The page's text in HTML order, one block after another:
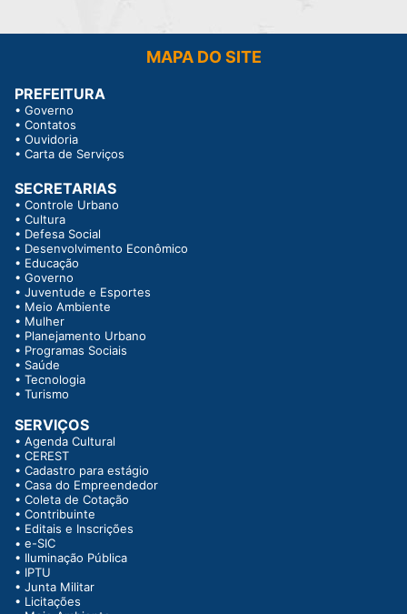
MAPA DO SITE
PREFEITURA
• Governo
• Contatos
• Ouvidoria
• Carta de Serviços
SECRETARIAS
• Controle Urbano
• Cultura
• Defesa Social
• Desenvolvimento Econômico
• Educação
• Governo
• Juventude e Esportes
• Meio Ambiente
• Mulher
• Planejamento Urbano
• Programas Sociais
• Saúde
• Tecnologia
• Turismo
SERVIÇOS
• Agenda Cultural
• CEREST
• Cadastro para estágio
• Casa do Empreendedor
• Coleta de Cotação
• Contribuinte
• Editais e Inscrições
• e-SIC
• Iluminação Pública
• IPTU
• Junta Militar
• Licitações